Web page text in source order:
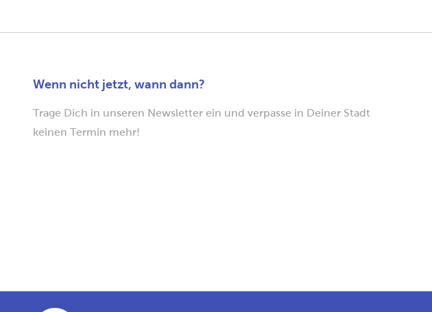
Wenn nicht jetzt, wann dann?
Trage Dich in unseren Newsletter ein und verpasse in Deiner Stadt
keinen Termin mehr!